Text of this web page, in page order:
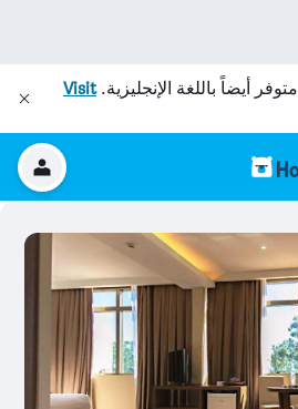
متوفر أيضاً باللغة الإنجليزية.Visit